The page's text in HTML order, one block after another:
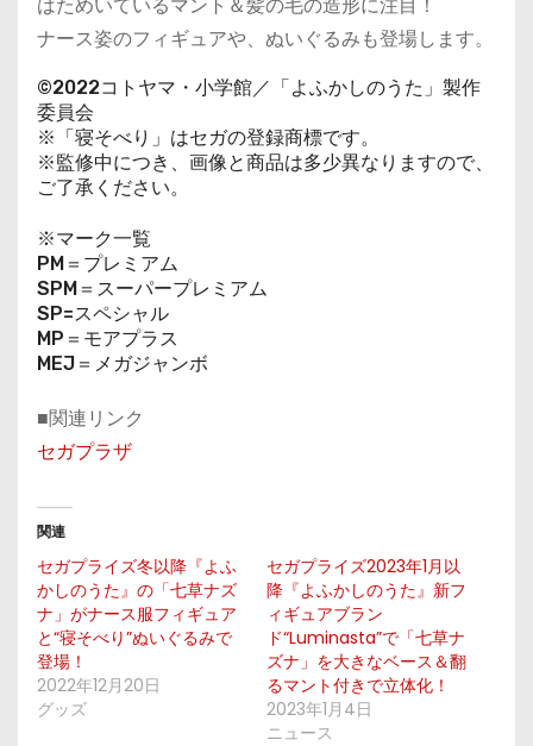
ナース姿のフィギュアや、ぬいぐるみも登場します。
©2022コトヤマ・小学館／「よふかしのうた」製作
委員会
※「寝そべり」はセガの登録商標です。
※監修中につき、画像と商品は多少異なりますので、
ご了承ください。
※マーク一覧
PM＝プレミアム
SPM＝スーパープレミアム
SP=スペシャル
MP＝モアプラス
MEJ＝メガジャンボ
■関連リンク
セガプラザ
関連
セガプライズ冬以降『よふ
かしのうた』の「七草ナズ
ナ」がナース服フィギュア
と“寝そべり”ぬいぐるみで
登場！
2022年12月20日
グッズ
セガプライズ2023年1月以
降『よふかしのうた』新フ
ィギュアブラン
ド“Luminasta”で「七草ナ
ズナ」を大きなベース＆翻
るマント付きで立体化！
2023年1月4日
ニュース